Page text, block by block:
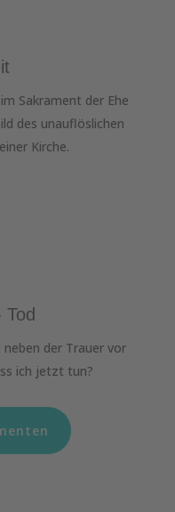
Sakrament der Ehe
des unauflöslichen
Kirche.
Tod
der Trauer vor
ich jetzt tun?